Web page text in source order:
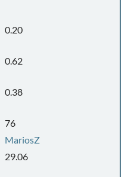
0.20
0.62
0.38
76
MariosZ
29.06